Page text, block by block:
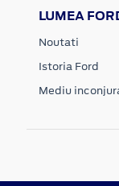
LUMEA
Noutati
Istoria Ford
Mediu